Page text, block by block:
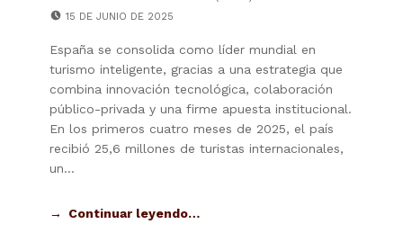
15 DE JUNIO DE 2025
España se consolida como líder mundial en
turismo inteligente, gracias a una estrategia que
combina innovación tecnológica, colaboración
público-privada y una firme apuesta institucional.
En los primeros cuatro meses de 2025, el país
recibió 25,6 millones de turistas internacionales,
un…
Continuar leyendo…